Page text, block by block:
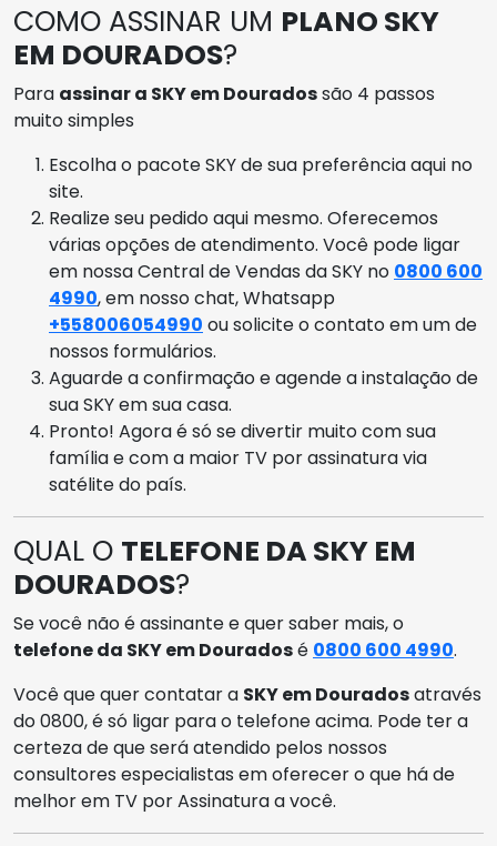
COMO ASSINAR UM PLANO SKY
EM DOURADOS?
Para assinar a SKY em Douradossão 4 passos
muito simples
Escolha o pacote SKY de sua preferência aqui no
site.
Realize seu pedido aqui mesmo. Oferecemos
várias opções de atendimento. Você pode ligar
em nossa Central de Vendas da SKY no 0800 600
4990, em nosso chat, Whatsapp
+558006054990 ou solicite o contato em um de
nossos formulários.
Aguarde a confirmação e agende a instalação de
sua SKY em sua casa.
Pronto! Agora é só se divertir muito com sua
família e com a maior TV por assinatura via
satélite do país.
QUAL O TELEFONE DA SKY EM
DOURADOS?
Se você não é assinante e quer saber mais, o
telefone da SKY em Douradosé 0800 600 4990.
Você que quer contatar a SKY em Douradosatravés
do 0800, é só ligar para o telefone acima. Pode ter a
certeza de que será atendido pelos nossos
consultores especialistas em oferecer o que há de
melhor em TV por Assinatura a você.